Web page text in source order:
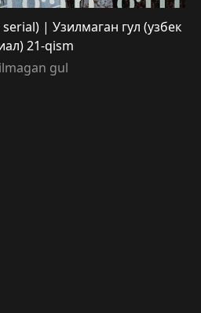
| Узилмаган гул (узбек
21-qism
gul